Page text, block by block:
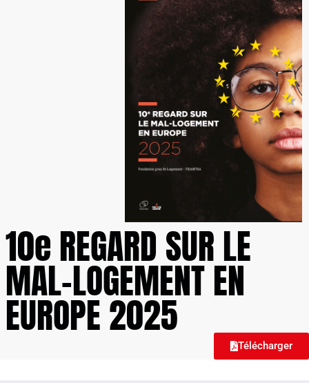
10e REGARD SUR LE
MAL-LOGEMENT EN
EUROPE 2025
Télécharger